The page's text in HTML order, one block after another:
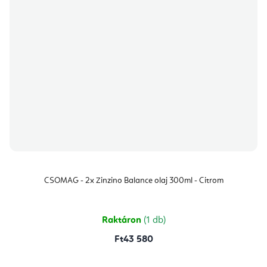
CSOMAG - 2x Zinzino Balance olaj 300ml - Citrom
Raktáron (1 db)
Ft43 580